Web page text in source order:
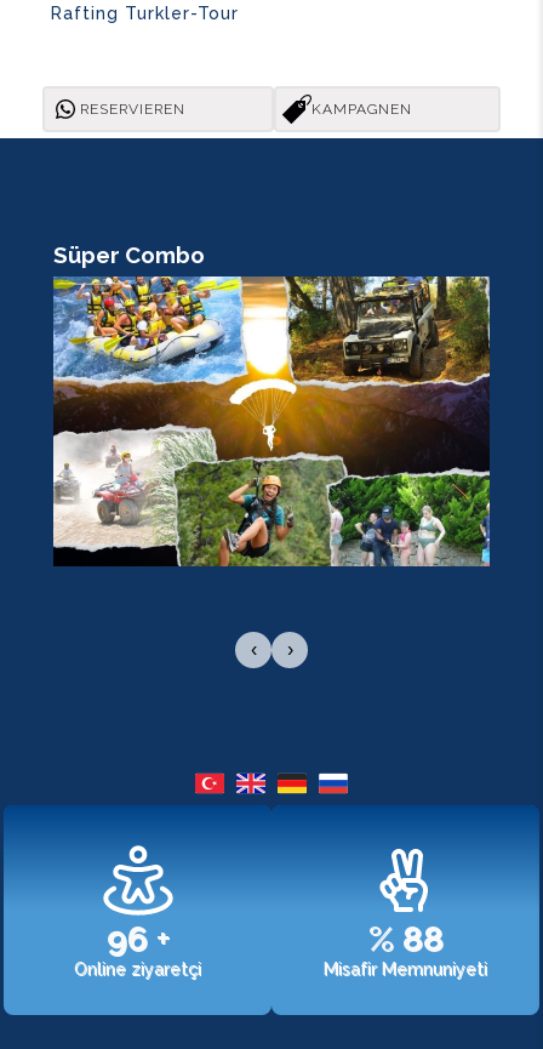
Rafting Turkler-Tour
RESERVIEREN KAMPAGNEN
Süper Combo
‹ ›
107 +
Online ziyaretçi
% 98
Misafir Memnuniyeti